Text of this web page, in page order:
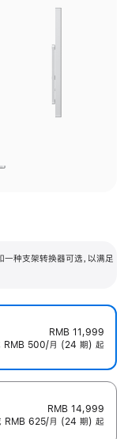
种支架转换器可选，以满足
RMB 11,999
RMB 500/月 (24 期) 起
RMB 14,999
RMB 625/月 (24 期) 起